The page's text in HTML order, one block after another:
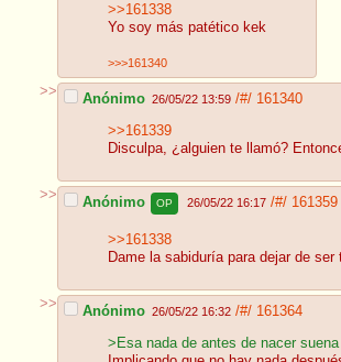
>>161338
Yo soy más patético kek
>>>161340
>> Anónimo 26/05/22 13:59 /#/ 161340
>>161339
Disculpa, ¿alguien te llamó?
>> Anónimo OP 26/05/22 16:17 /#/ 161359
>>161338
Dame la sabiduría para dejar de
>> Anónimo 26/05/22 16:32 /#/ 161364
>Esa nada de antes de nacer